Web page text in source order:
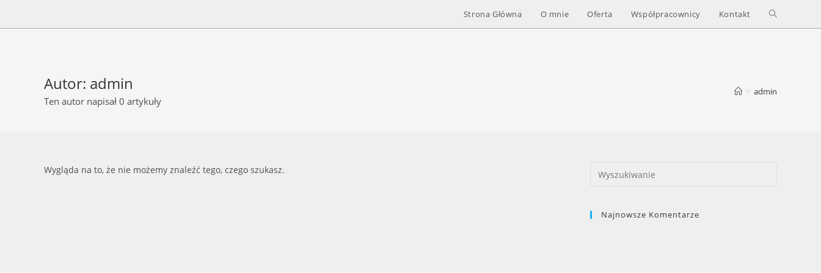
Strona Główna O mnie Oferta Współpracownicy Kontakt
Autor: admin
Ten autor napisał 0 artykuły
> admin
Wygląda na to, że nie możemy znaleźć tego, czego szukasz.
Search
Najnowsze Komentarze